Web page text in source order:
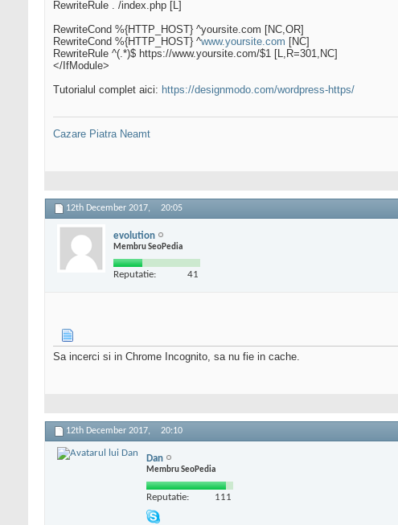
RewriteRule . /index.php [L]
RewriteCond %{HTTP_HOST} ^yoursite.com [NC,OR]
RewriteCond %{HTTP_HOST} ^www.yoursite.com [NC]
RewriteRule ^(.*)$ https://www.yoursite.com/$1 [L,R=301,NC]
</IfModule>
Tutorialul complet aici: https://designmodo.com/wordpress-https/
Cazare Piatra Neamt
12th December 2017, 20:05
evolution
Membru SeoPedia
Reputatie: 41
Sa incerci si in Chrome Incognito, sa nu fie in cache.
12th December 2017, 20:10
Dan
Membru SeoPedia
Reputatie: 111